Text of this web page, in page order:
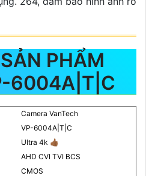
PHẨM
6004A|T|C
Camera VanTech
VP-6004A|T|C
Ultra 4k 👍🏾
AHD CVI TVI BCS
CMOS